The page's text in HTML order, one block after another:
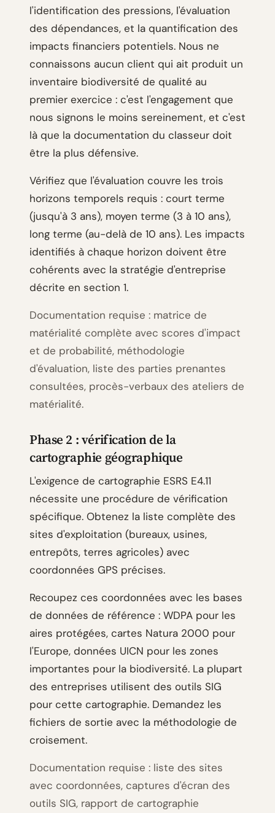
l'identification des pressions, l'évaluation
des dépendances, et la quantification des
impacts financiers potentiels. Nous ne
connaissons aucun client qui ait produit un
inventaire biodiversité de qualité au
premier exercice : c'est l'engagement que
nous signons le moins sereinement, et c'est
là que la documentation du classeur doit
être la plus défensive.
Vérifiez que l'évaluation couvre les trois
horizons temporels requis : court terme
(jusqu'à 3 ans), moyen terme (3 à 10 ans),
long terme (au-delà de 10 ans). Les impacts
identifiés à chaque horizon doivent être
cohérents avec la stratégie d'entreprise
décrite en section 1.
Documentation requise : matrice de
matérialité complète avec scores d'impact
et de probabilité, méthodologie
d'évaluation, liste des parties prenantes
consultées, procès-verbaux des ateliers de
matérialité.
Phase 2 : vérification de la
cartographie géographique
L'exigence de cartographie ESRS E4.11
nécessite une procédure de vérification
spécifique. Obtenez la liste complète des
sites d'exploitation (bureaux, usines,
entrepôts, terres agricoles) avec
coordonnées GPS précises.
Recoupez ces coordonnées avec les bases
de données de référence : WDPA pour les
aires protégées, cartes Natura 2000 pour
l'Europe, données UICN pour les zones
importantes pour la biodiversité. La plupart
des entreprises utilisent des outils SIG
pour cette cartographie. Demandez les
fichiers de sortie avec la méthodologie de
croisement.
Documentation requise : liste des sites
avec coordonnées, captures d'écran des
outils SIG, rapport de cartographie